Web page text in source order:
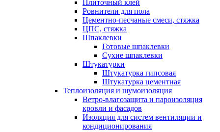
Плиточный клей
Ровнители для пола
Цементно-песчаные смеси, стяжка
ЦПС, стяжка
Шпаклевки
Готовые шпаклевки
Сухие шпаклевки
Штукатурки
Штукатурка гипсовая
Штукатурка цементная
Теплоизоляция и шумоизоляция
Ветро-влагозащита и пароизоляция
кровли и фасадов
Изоляция для систем вентиляции и
кондиционирования